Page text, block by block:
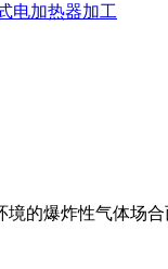
电加热器加工
的爆炸性气体场